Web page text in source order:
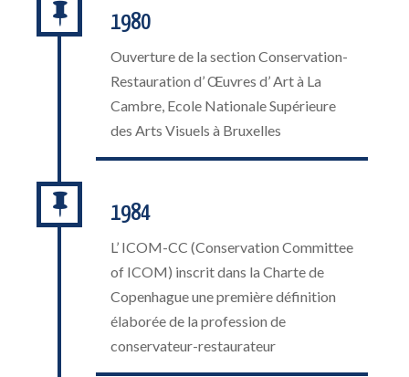
 1980
Ouverture de la section Conservation-
Restauration d’ Œuvres d’ Art à La
Cambre, Ecole Nationale Supérieure
des Arts Visuels à Bruxelles
 1984
L’ ICOM-CC (Conservation Committee
of ICOM) inscrit dans la Charte de
Copenhague une première définition
élaborée de la profession de
conservateur-restaurateur